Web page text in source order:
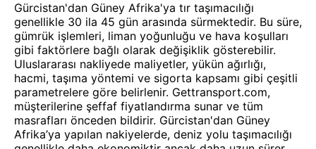
Gürcistan'dan Güney Afrika'ya tır taşımacılığı
genellikle 30 ila 45 gün arasında sürmektedir. Bu süre,
gümrük işlemleri, liman yoğunluğu ve hava koşulları
gibi faktörlere bağlı olarak değişiklik gösterebilir.
Uluslararası nakliyede maliyetler, yükün ağırlığı,
hacmi, taşıma yöntemi ve sigorta kapsamı gibi çeşitli
parametrelere göre belirlenir. Gettransport.com,
müşterilerine şeffaf fiyatlandırma sunar ve tüm
masrafları önceden bildirir. Gürcistan'dan Güney
Afrika’ya yapılan nakiyelerde, deniz yolu taşımacılığı